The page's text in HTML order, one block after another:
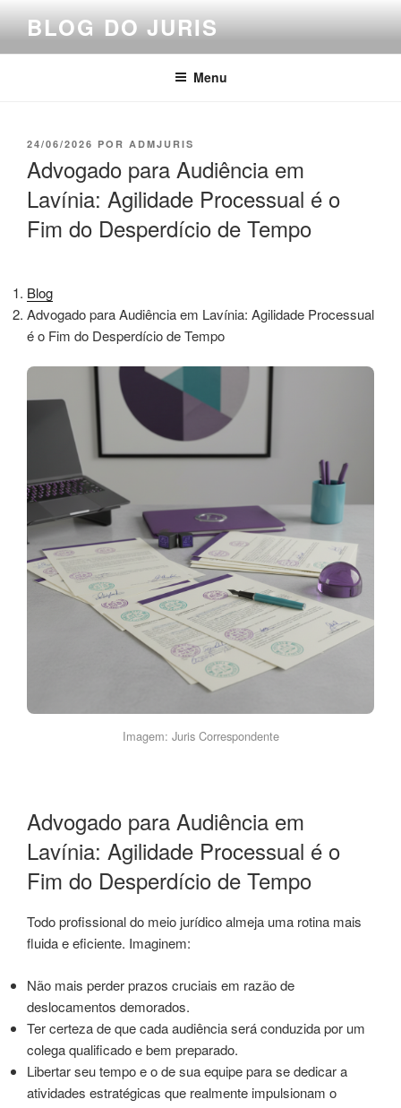
o
BLOG DO JURIS
Menu
PUBLICADO
EM
24/06/2026 POR ADMJURIS
Advogado para Audiência em
Lavínia: Agilidade Processual é o
Fim do Desperdício de Tempo
Blog
Advogado para Audiência em Lavínia: Agilidade Processual
é o Fim do Desperdício de Tempo
Imagem: Juris Correspondente
Advogado para Audiência em
Lavínia: Agilidade Processual é o
Fim do Desperdício de Tempo
Todo profissional do meio jurídico almeja uma rotina mais
fluida e eficiente. Imaginem:
Não mais perder prazos cruciais em razão de
deslocamentos demorados.
Ter certeza de que cada audiência será conduzida por um
colega qualificado e bem preparado.
Libertar seu tempo e o de sua equipe para se dedicar a
atividades estratégicas que realmente impulsionam o